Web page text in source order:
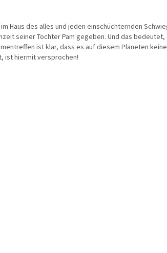
Haus des alles und jeden einschüchternden
seiner Tochter Pam gegeben. Und das
ist klar, dass es auf diesem Planeten
ist hiermit versprochen!